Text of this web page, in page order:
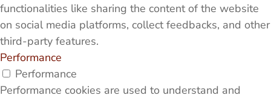
functionalities like sharing the content of the website
on social media platforms, collect feedbacks, and other
third-party features.
Performance
Performance
Performance cookies are used to understand and